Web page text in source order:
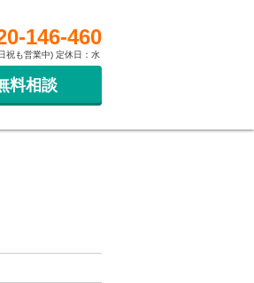
料相談
146-460
祝も営業中) 定休日：水